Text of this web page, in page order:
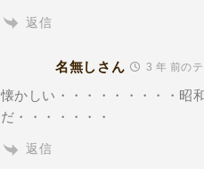
返信
名無しさん 3 年 前のテ
懐かしい・・・・・・・・・昭
だ・・・・・・・
返信